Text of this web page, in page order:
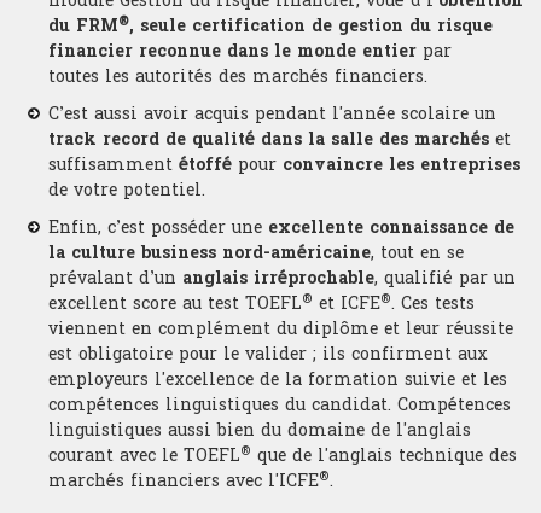
de qualité pour devenir trader.
Être diplômé du CIT, c’est s’ouvrir
les portes d’une carrière
prestigieuse dans la finance de
marché en se prévalant des
compétences et de l’expérience
recherchées par les recruteurs.
Conditions d'admission
Calendrier du concours
Annales
L'admission à la formation de
trading du CIT est conditionnée
par la réussite au concours
organisé par l’Institut. Les
épreuves sont conçues pour
permettre de déceler parmi les
candidats ceux possédant un
véritable potentiel pour devenir
un Trader d’exception.
Plusieurs sessions sont
organisées dans différentes
Une formation Trading made in USA
ENSEIGNEMENT
Actualité
Anglais de la finance pour trader
Anglais pour trader
Décryptage
Géopolitique
Informatique
Le diplôme du Californian
Institute of Trading est un
véritable gage de qualité aux
la finance de marché du fait des
compétences et de l’expérience
des diplômés du CIT.
La délivrance du diplôme CIT est
conditionnée par la réussite aux
épreuves du programme de la
Trading School, mais également
par l’obtention de scores seuils
aux tests ICFE®, FRM® et GMAT®
Structureur
Quant
Gérant de portefeuille
Execution trader
Analyste financier
Economiste
Offices
Le programmeDevenir Trader du
CIT offre la possibilité d'obtenir
Nos publications
d’ouvrages sur le trading et la
finance, nos professeurs mettent
ces ouvrages à disposition des
étudiants en complément de la
formation.
Les productions des chercheurs
sont également présentées aux
étudiants afin que la scolarité au
CIT soit enrichie des tous
derniers résultats de la
recherche, permettant
notamment leur mise en
application en salle de marché.
Contact
Contatto
du FRM®, seule certification de gestion du risque
financier reconnue dans le monde entier par
toutes les autorités des marchés financiers.
C’est aussi avoir acquis pendant l'année scolaire un
track record de qualité dans la salle des marchés et
suffisamment étoffé pour convaincre les entreprises
de votre potentiel.
Enfin, c’est posséder une excellente connaissance de
la culture business nord-américaine, tout en se
prévalant d’un anglais irréprochable, qualifié par un
excellent score au test TOEFL® et ICFE®. Ces tests
viennent en complément du diplôme et leur réussite
est obligatoire pour le valider ; ils confirment aux
employeurs l'excellence de la formation suivie et les
compétences linguistiques du candidat. Compétences
linguistiques aussi bien du domaine de l'anglais
courant avec le TOEFL® que de l'anglais technique des
marchés financiers avec l'ICFE®.